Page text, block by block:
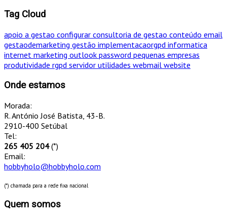
Tag Cloud
apoio a gestao configurar consultoria de gestao conteúdo email
gestaodemarketing gestão implementacaorgpd informatica
internet marketing outlook password pequenas empresas
produtividade rgpd servidor utilidades webmail website
Onde estamos
Morada:
R. António José Batista, 43-B.
2910-400 Setúbal
Tel:
265 405 204(*)
Email:
hobbyholo@hobbyholo.com
(*) chamada para a rede fixa nacional
Quem somos